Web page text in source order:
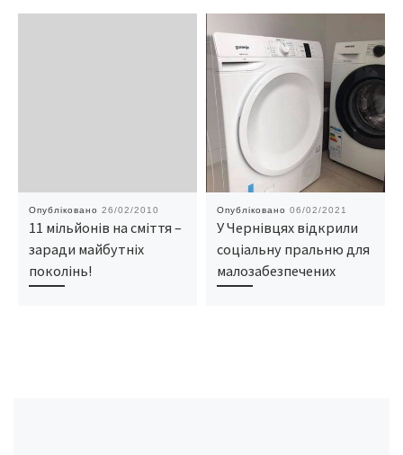
Опубліковано 26/02/2010
11 мільйонів на сміття –
заради майбутніх
поколінь!
Опубліковано 06/02/2021
У Чернівцях відкрили
соціальну пральню для
малозабезпечених